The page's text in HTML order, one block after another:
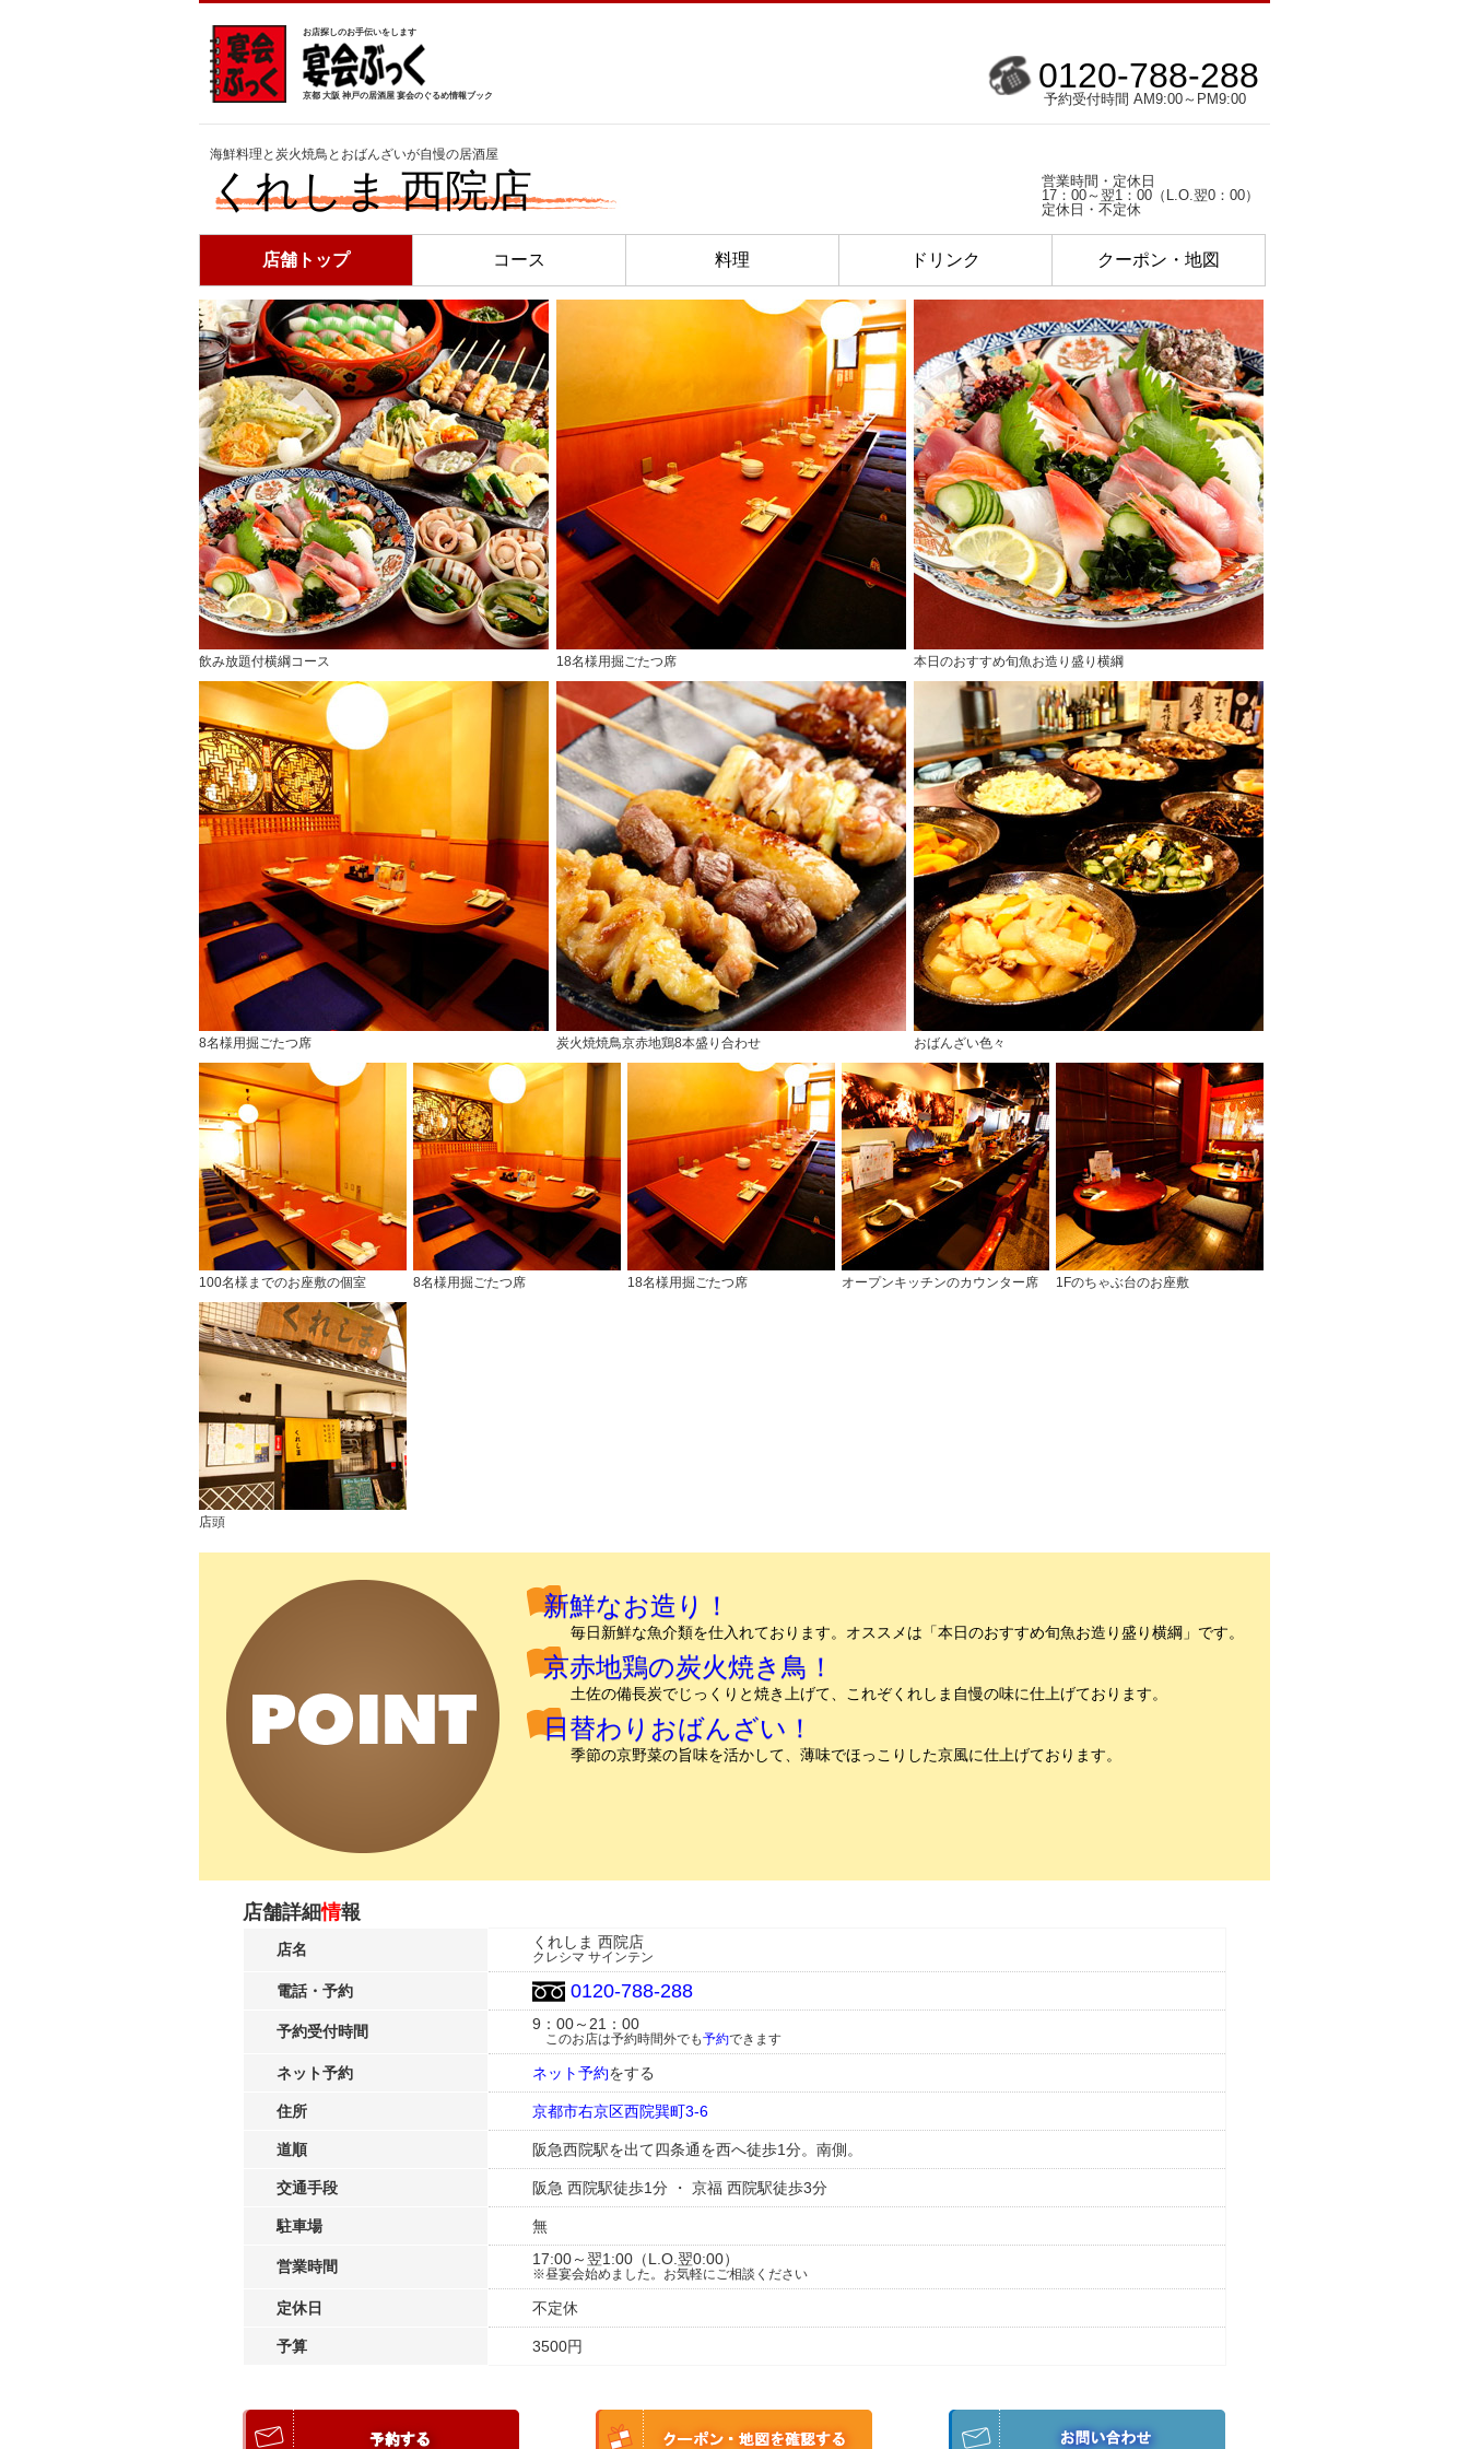
お店探しのお手伝いをします
京都 大阪 神戸の居酒屋 宴会のぐるめ情報ブック
0120-788-288
予約受付時間 AM9:00～PM9:00
海鮮料理と炭火焼鳥とおばんざいが自慢の居酒屋
くれしま 西院店
営業時間・定休日
17：00～翌1：00（L.O.翌0：00）
定休日・不定休
店舗トップ コース 料理 ドリンク クーポン・地図
飲み放題付横綱コース 18名様用掘ごたつ席 本日のおすすめ旬魚お造り盛り横綱
8名様用掘ごたつ席 炭火焼焼鳥京赤地鶏8本盛り合わせ おばんざい色々
100名様までのお座敷の個室 8名様用掘ごたつ席 18名様用掘ごたつ席 オープンキッチンのカウンター席 1Fのちゃぶ台のお座敷
店頭
新鮮なお造り！
毎日新鮮な魚介類を仕入れております。オススメは「本日のおすすめ旬魚お造り盛り横綱」です。
京赤地鶏の炭火焼き鳥！
土佐の備長炭でじっくりと焼き上げて、これぞくれしま自慢の味に仕上げております。
日替わりおばんざい！
季節の京野菜の旨味を活かして、薄味でほっこりした京風に仕上げております。
店舗詳細情報
店名 くれしま 西院店
クレシマ サインテン
電話・予約 0120-788-288
予約受付時間 9：00～21：00
このお店は予約時間外でも予約できます
ネット予約 ネット予約をする
住所 京都市右京区西院巽町3-6
道順 阪急西院駅を出て四条通を西へ徒歩1分。南側。
交通手段 阪急 西院駅徒歩1分 ・ 京福 西院駅徒歩3分
駐車場 無
営業時間 17:00～翌1:00（L.O.翌0:00）
※昼宴会始めました。お気軽にご相談ください
定休日 不定休
予算 3500円